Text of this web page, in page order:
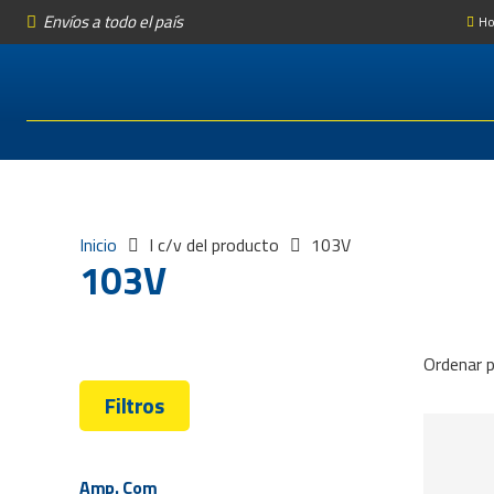
Envíos a todo el país
Inicio I c/v del producto 103V
103V
Filtros
Amp. Com
Ordenar